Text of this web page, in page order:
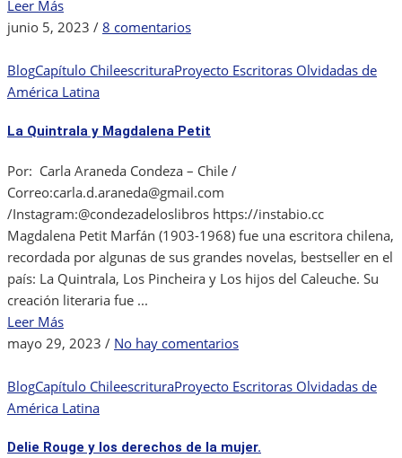
Leer Más
junio 5, 2023 / 8 comentariosen
de
Fuentes,
poeta
ecuatoriana
BlogCapítulo ChileescrituraProyecto Escritoras Olvidadas de
América Latina
La Quintrala y Magdalena Petit
Por: Carla Araneda Condeza – Chile /
Correo:carla.d.araneda@gmail.com
/Instagram:@condezadeloslibros https://instabio.cc
Magdalena Petit Marfán (1903-1968) fue una escritora chilena,
recordada por algunas de sus grandes novelas, bestseller en el
país: La Quintrala, Los Pincheira y Los hijos del Caleuche. Su
creación literaria fue ...
Leer Más
mayo 29, 2023 / No hay comentariosen
Quintrala
Petit
BlogCapítulo ChileescrituraProyecto Escritoras Olvidadas de
América Latina
Delie Rouge y los derechos de la mujer.